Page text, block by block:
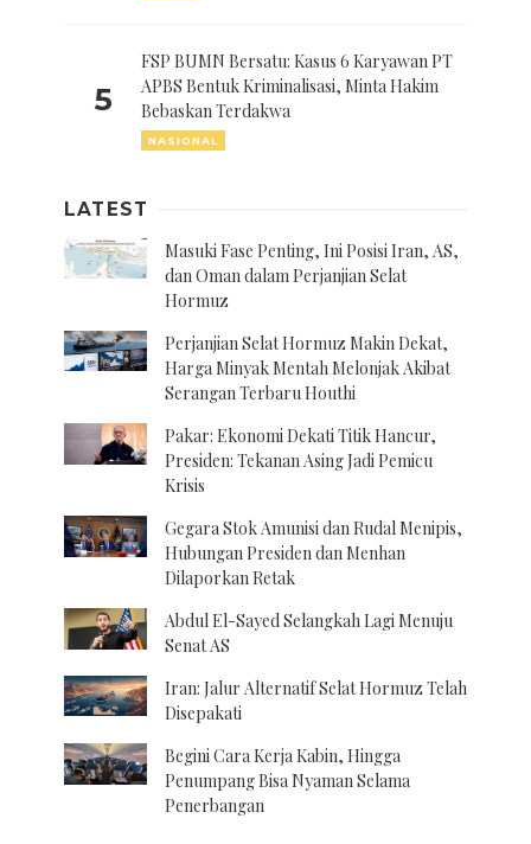
5
FSP BUMN Bersatu: Kasus 6 Karyawan PT
APBS Bentuk Kriminalisasi, Minta Hakim
Bebaskan Terdakwa
NASIONAL
LATEST
Masuki Fase Penting, Ini Posisi Iran, AS,
dan Oman dalam Perjanjian Selat
Hormuz
Perjanjian Selat Hormuz Makin Dekat,
Harga Minyak Mentah Melonjak Akibat
Serangan Terbaru Houthi
Pakar: Ekonomi Dekati Titik Hancur,
Presiden: Tekanan Asing Jadi Pemicu
Krisis
Gegara Stok Amunisi dan Rudal Menipis,
Hubungan Presiden dan Menhan
Dilaporkan Retak
Abdul El-Sayed Selangkah Lagi Menuju
Senat AS
Iran: Jalur Alternatif Selat Hormuz Telah
Disepakati
Begini Cara Kerja Kabin, Hingga
Penumpang Bisa Nyaman Selama
Penerbangan